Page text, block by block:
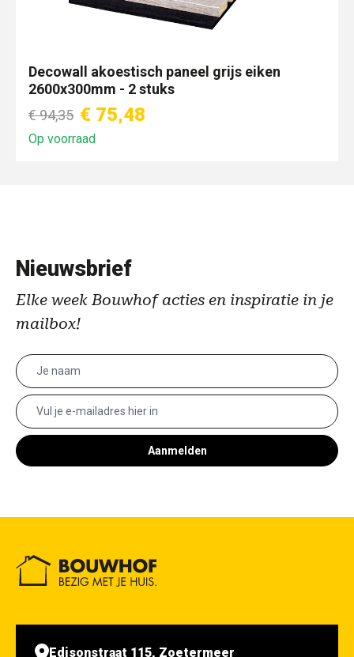
Decowall akoestisch paneel grijs eiken
2600x300mm - 2 stuks
€ 94,35 € 75,48
Op voorraad
Nieuwsbrief
Elke week Bouwhof acties en inspiratie in je
mailbox!
Aanmelden
Edisonstraat 115, Zoetermeer